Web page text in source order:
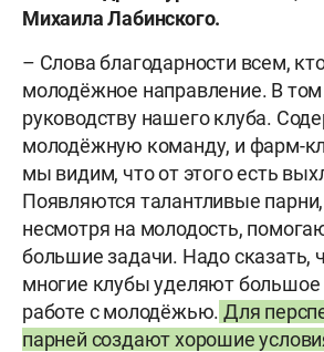
Михаила Лабинского.
– Слова благодарности всем,
молодёжное направление. В том
руководству нашего клуба.
молодёжную команду, и фарм-
мы видим, что от этого есть
Появляются талантливые
несмотря на молодость,
большие задачи. Надо сказать,
многие клубы уделяют
работе с молодёжью. Для
парней создают хорошие